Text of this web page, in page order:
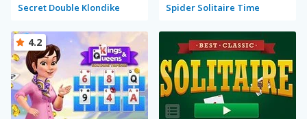
Secret Double Klondike Spider Solitaire Time
4.2